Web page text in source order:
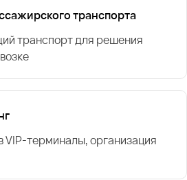
транспорта
транспорт для решения
VIP-терминалы, организация